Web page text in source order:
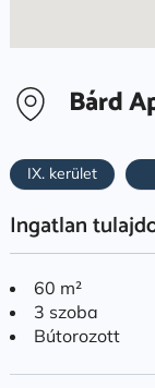
Bárd
IX. kerület
Ingatlan
60 m²
3 szoba
Bútorozott